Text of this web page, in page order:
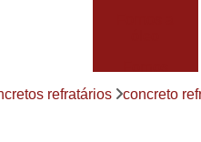
refratários concreto